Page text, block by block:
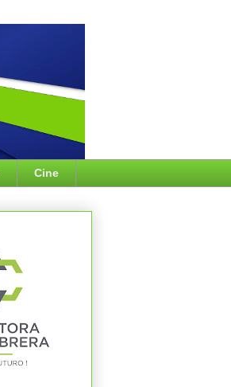
Cine